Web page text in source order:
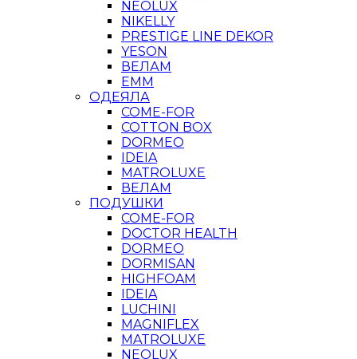
NEOLUX
NIKELLY
PRESTIGE LINE DEKOR
YESON
ВЕЛАМ
ЕММ
ОДЕЯЛА
COME-FOR
COTTON BOX
DORMEO
IDEIA
MATROLUXE
ВЕЛАМ
ПОДУШКИ
COME-FOR
DOCTOR HEALTH
DORMEO
DORMISAN
HIGHFOAM
IDEIA
LUCHINI
MAGNIFLEX
MATROLUXE
NEOLUX